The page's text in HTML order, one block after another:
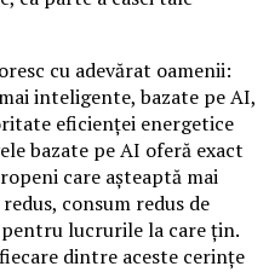
cu adevărat oamenii:
inteligente, bazate pe AI,
eficienței energetice
bazate pe AI oferă exact
care așteaptă mai
consum redus de
lucrurile la care țin.
dintre aceste cerințe